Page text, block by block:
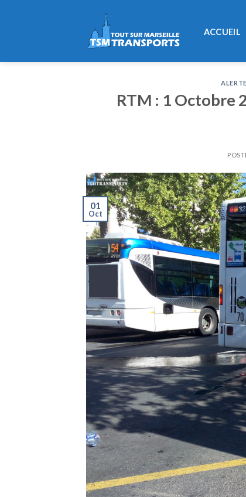
ACCUEIL
RTM : 1 Octobre
01
Oct